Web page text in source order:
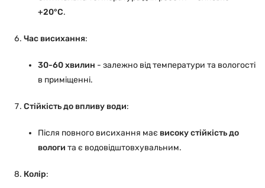
+20°C.
Час висихання:
30-60 хвилин - залежно від температури та вологості
в приміщенні.
Стійкість до впливу води:
Після повного висихання має високу стійкість до
вологи та є водовідштовхувальним.
Колір: